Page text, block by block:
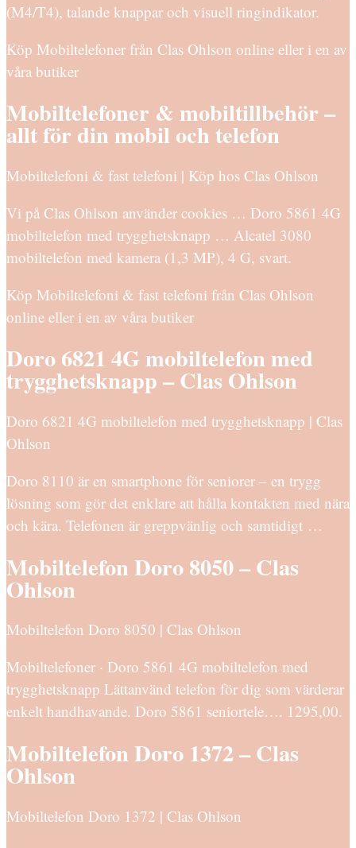
(M4/T4), talande knappar och visuell ringindikator.
Köp Mobiltelefoner från Clas Ohlson online eller i en av
våra butiker
Mobiltelefoner & mobiltillbehör –
allt för din mobil och telefon
Mobiltelefoni & fast telefoni | Köp hos Clas Ohlson
Vi på Clas Ohlson använder cookies … Doro 5861 4G
mobiltelefon med trygghetsknapp … Alcatel 3080
mobiltelefon med kamera (1,3 MP), 4 G, svart.
Köp Mobiltelefoni & fast telefoni från Clas Ohlson
online eller i en av våra butiker
Doro 6821 4G mobiltelefon med
trygghetsknapp – Clas Ohlson
Doro 6821 4G mobiltelefon med trygghetsknapp | Clas
Ohlson
Doro 8110 är en smartphone för seniorer – en trygg
lösning som gör det enklare att hålla kontakten med nära
och kära. Telefonen är greppvänlig och samtidigt …
Mobiltelefon Doro 8050 – Clas
Ohlson
Mobiltelefon Doro 8050 | Clas Ohlson
Mobiltelefoner · Doro 5861 4G mobiltelefon med
trygghetsknapp Lättanvänd telefon för dig som värderar
enkelt handhavande. Doro 5861 seniortele…. 1295,00.
Mobiltelefon Doro 1372 – Clas
Ohlson
Mobiltelefon Doro 1372 | Clas Ohlson